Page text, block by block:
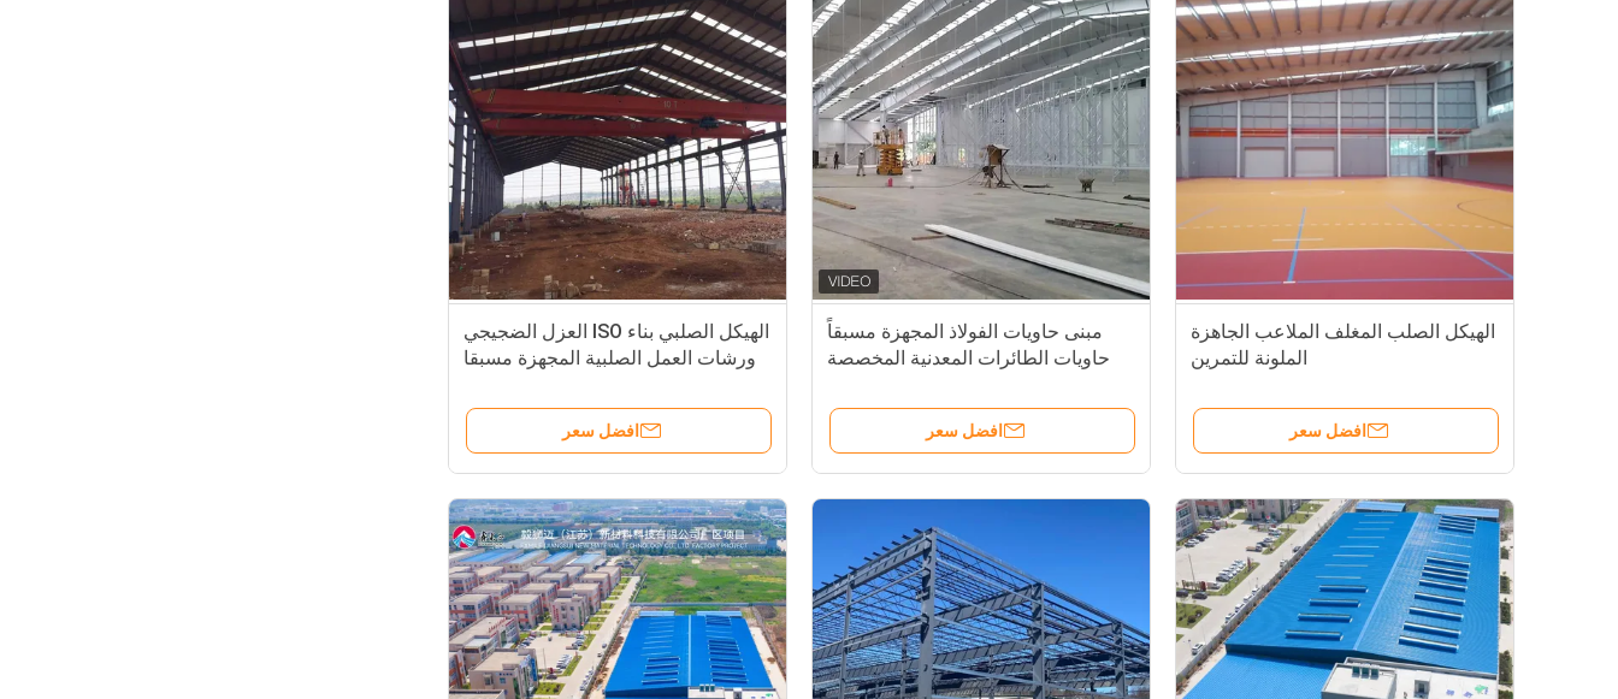
الهيكل الصلبي بناء ISO العزل الضجيجي
ورشات العمل الصلبية المجهزة مسبقا
افضل سعر
مبنى حاويات الفولاذ المجهزة مسبقاً
حاويات الطائرات المعدنية المخصصة
افضل سعر
الهيكل الصلب المغلف الملاعب الجاهزة
الملونة للتمرين
افضل سعر